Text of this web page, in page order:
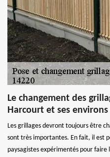
Le changement des
Harcourt et ses
Les grillages devront toujours être
sont très importantes. En fait, il est
paysagistes expérimentés pour faire